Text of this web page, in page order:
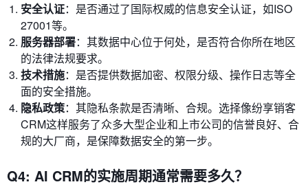
安全认证：是否通过了国际权威的信息安全认证，如ISO
27001等。
服务器部署：其数据中心位于何处，是否符合你所在地区
的法律法规要求。
技术措施：是否提供数据加密、权限分级、操作日志等全
面的安全措施。
隐私政策：其隐私条款是否清晰、合规。选择像纷享销客
CRM这样服务了众多大型企业和上市公司的信誉良好、合
规的大厂商，是保障数据安全的第一步。
Q4: AI CRM的实施周期通常需要多久？